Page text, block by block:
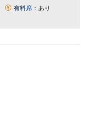
有料席： あり